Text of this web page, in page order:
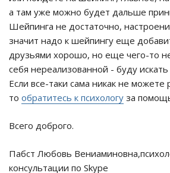
а там уже можно будет дальше
Шейпинга не достаточно,
значит надо к шейпингу еще
друзьями хорошо, но еще чего-то
себя нереализованной - буду
Если все-таки сама никак не можете
то обратитесь к психологу за
Всего доброго.
Пабст Любовь
консультации по Skype